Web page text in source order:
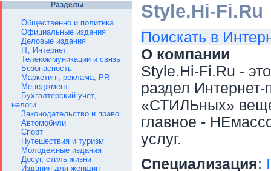
Разделы
Общественно и политика
Официальные издания
Деловые издания
IT, Интернет
Телекоммуникации и связь
Безопасность
Маркетинг, реклама, PR
Менеджмент
Бухгалтерский учет,
налоги
Законодательство и право
Автомобили
Спорт
Путешествия и туризм
Молодежные издания
Досуг, стиль жизни
Издания для женщин
Style.Hi-Fi.Ru
Поискать в
О компании
Style.Hi-Fi.Ru -
раздел
«СТИЛЬных»
главное -
услуг.
Специализация: